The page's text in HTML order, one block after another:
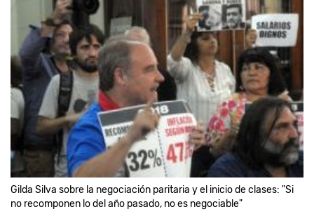
Gilda Silva sobre la negociación paritaria y el inicio de clases: "Si
no recomponen lo del año pasado, no es negociable"